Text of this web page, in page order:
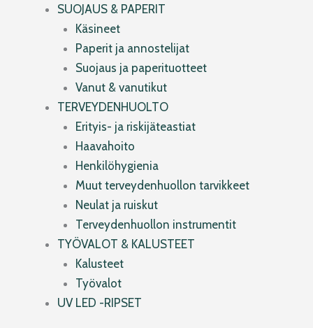
SUOJAUS & PAPERIT
Käsineet
Paperit ja annostelijat
Suojaus ja paperituotteet
Vanut & vanutikut
TERVEYDENHUOLTO
Erityis- ja riskijäteastiat
Haavahoito
Henkilöhygienia
Muut terveydenhuollon tarvikkeet
Neulat ja ruiskut
Terveydenhuollon instrumentit
TYÖVALOT & KALUSTEET
Kalusteet
Työvalot
UV LED -RIPSET